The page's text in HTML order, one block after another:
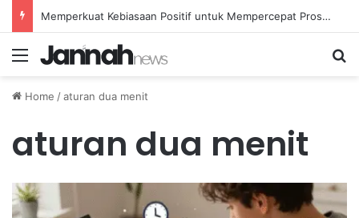
Memperkuat Kebiasaan Positif untuk Mempercepat Proses Pemulihan Mental Anda
Menu
Home /aturan dua menit
aturan dua menit